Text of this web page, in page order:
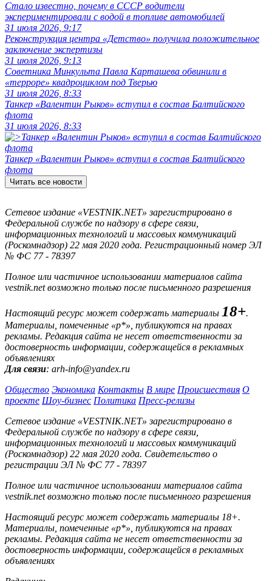
Стало известно, почему в СССР водители
экспериментировали с водой в топливе автомобилей
31 июля 2026, 9:17
Реконструкция центра «Детство» получила положительное
заключение экспертизы
31 июля 2026, 9:13
Советника Минкульта Павла Карташева обвинили в
«терроре» квадроциклом под Тверью
31 июля 2026, 8:33
Танкер «Валентин Рыков» вступил в состав Балтийского
флота
31 июля 2026, 8:33
Танкер «Валентин Рыков» вступил в состав Балтийского
флота
Читать все новости
Сетевое издание «VESTNIK.NET» зарегистрировано в
Федеральной службе по надзору в сфере связи,
информационных технологий и массовых коммуникаций
(Роскомнадзор) 22 мая 2020 года. Регистрационный номер ЭЛ
№ ФС 77 - 78397
Полное или частичное использовании материалов сайта
vestnik.net возможно только после письменного разрешения
Настоящий ресурс может содержать материалы 18+.
Материалы, помеченные «р*», публикуются на правах
рекламы. Редакция сайта не несет ответственности за
достоверность информации, содержащейся в рекламных
объявлениях
Для связи: arh-info@yandex.ru
Общество Экономика Контакты В мире Происшествия О
проекте Шоу-бизнес Политика Пресс-релизы
Сетевое издание «VESTNIK.NET» зарегистрировано в
Федеральной службе по надзору в сфере связи,
информационных технологий и массовых коммуникаций
(Роскомнадзор) 22 мая 2020 года. Свидетельство о
регистрации ЭЛ № ФС 77 - 78397
Полное или частичное использовании материалов сайта
vestnik.net возможно только после письменного разрешения
Настоящий ресурс может содержать материалы 18+.
Материалы, помеченные «р*», публикуются на правах
рекламы. Редакция сайта не несет ответственности за
достоверность информации, содержащейся в рекламных
объявлениях